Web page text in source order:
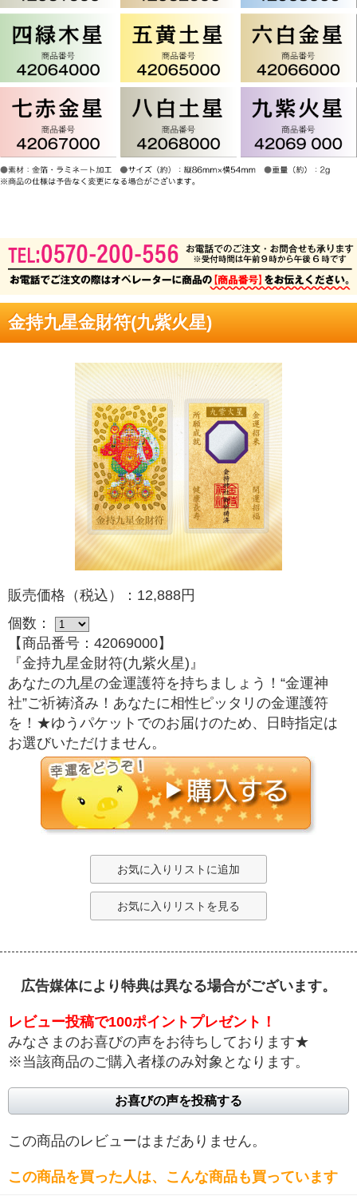
金持九星金財符(九紫火星)
販売価格（税込）：12,888円
個数：
【商品番号：42069000】
『金持九星金財符(九紫火星)』
あなたの九星の金運護符を持ちましょう！“金運神
社”ご祈祷済み！あなたに相性ピッタリの金運護符
を！★ゆうパケットでのお届けのため、日時指定は
お選びいただけません。
お気に入りリストに追加
お気に入りリストを見る
広告媒体により特典は異なる場合がございます。
レビュー投稿で100ポイントプレゼント！
みなさまのお喜びの声をお待ちしております★
※当該商品のご購入者様のみ対象となります。
お喜びの声を投稿する
この商品のレビューはまだありません。
この商品を買った人は、こんな商品も買っています